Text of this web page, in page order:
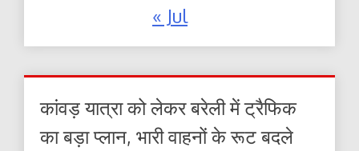
« Jul
कांवड़ यात्रा को लेकर बरेली में ट्रैफिक
का बड़ा प्लान, भारी वाहनों के रूट बदले